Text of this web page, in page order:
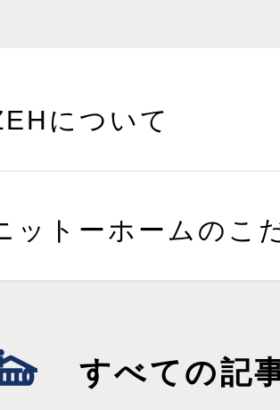
について
ットーホームのこ
すべての記